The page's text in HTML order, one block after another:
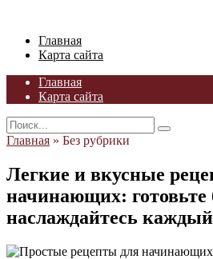
contentГлавная
Карта сайта
Главная
Карта сайта
Search
for:
Главная » Без рубрики
Легкие и вкусные
начинающих: готовьте
наслаждайтесь